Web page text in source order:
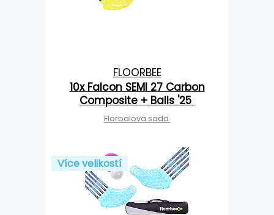
FLOORBEE
10x Falcon SEMI 27 Carbon
Composite + Balls '25
Florbalová sada
Více velikostí